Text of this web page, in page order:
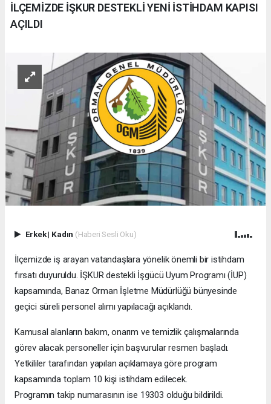
İLÇEMİZDE İŞKUR DESTEKLİ YENİ İSTİHDAM KAPISI
AÇILDI
Erkek| Kadın (Haberi Sesli Oku)
İlçemizde iş arayan vatandaşlara yönelik önemli bir istihdam
fırsatı duyuruldu. İŞKUR destekli İşgücü Uyum Programı (İUP)
kapsamında, Banaz Orman İşletme Müdürlüğü bünyesinde
geçici süreli personel alımı yapılacağı açıklandı.
Kamusal alanların bakım, onarım ve temizlik çalışmalarında
görev alacak personeller için başvurular resmen başladı.
Yetkililer tarafından yapılan açıklamaya göre program
kapsamında toplam 10 kişi istihdam edilecek.
Programın takip numarasının ise 19303 olduğu bildirildi.